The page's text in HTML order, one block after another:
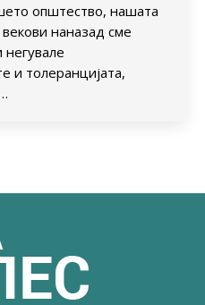
општество, нашата
наназад сме
и толеранцијата,